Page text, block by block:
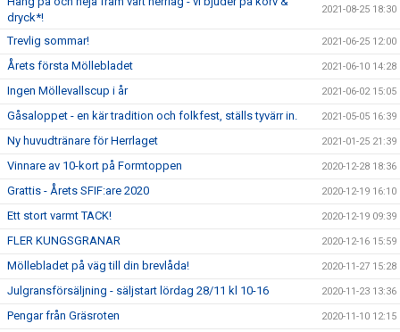
dryck*!
2021-08-25 18:30
Trevlig sommar! 2021-06-25 12:00
Årets första Möllebladet 2021-06-10 14:28
Ingen Möllevallscup i år 2021-06-02 15:05
Gåsaloppet - en kär tradition och folkfest, ställs tyvärr in. 2021-05-05 16:39
Ny huvudtränare för Herrlaget 2021-01-25 21:39
Vinnare av 10-kort på Formtoppen 2020-12-28 18:36
Grattis - Årets SFIF:are 2020 2020-12-19 16:10
Ett stort varmt TACK! 2020-12-19 09:39
FLER KUNGSGRANAR 2020-12-16 15:59
Möllebladet på väg till din brevlåda! 2020-11-27 15:28
Julgransförsäljning - säljstart lördag 28/11 kl 10-16 2020-11-23 13:36
Pengar från Gräsroten 2020-11-10 12:15